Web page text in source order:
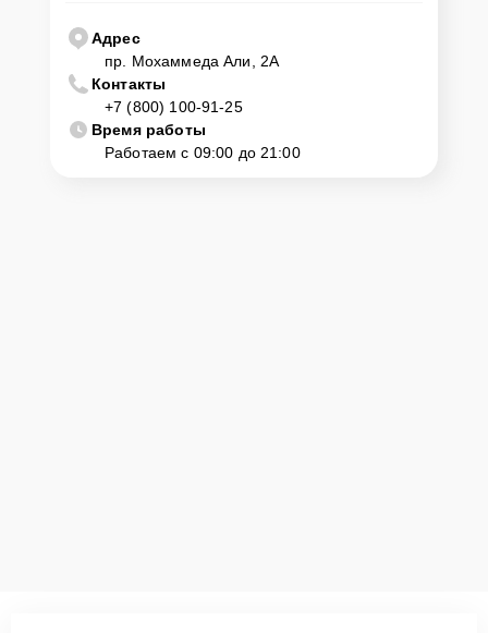
Адрес
пр. Мохаммеда Али, 2А
Контакты
+7 (800) 100-91-25
Время работы
Работаем с 09:00 до 21:00